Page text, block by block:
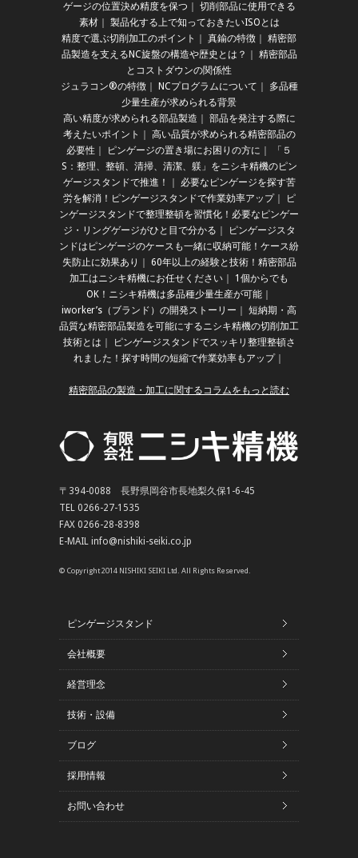
ゲージの位置決め精度を保つ
切削部品に使用できる
素材｜ 製品化する上で知っておきたいISOとは
精度で選ぶ切削加工のポイント
真鍮の特徴
精密部
品製造を支えるNC旋盤の構造や歴史とは？
精密部品
とコストダウンの関係性
ジュラコン®の特徴｜ NCプログラムについて
多品種
少量生産が求められる背景
高い精度が求められる部品製造
部品を発注する際に
考えたいポイント
高い品質が求められる精密部品の
必要性
ピンゲージの置き場にお困りの方に
「５
S：整理、整頓、清掃、清潔、躾」をニシキ精機のピン
ゲージスタンドで推進！
必要なピンゲージを探す苦
労を解消！ピンゲージスタンドで作業効率アップ｜
ピ
ンゲージスタンドで整理整頓を習慣化！必要なピンゲー
ジ・リングゲージがひと目で分かる
ピンゲージスタ
ンドはピンゲージのケースも一緒に収納可能！ケース紛
失防止に効果あり
60年以上の経験と技術！精密部品
加工はニシキ精機にお任せください
1個からでも
OK！ニシキ精機は多品種少量生産が可能
iworker’s（ブランド）の開発ストーリー
短納期・高
品質な精密部品製造を可能にするニシキ精機の切削加工
技術とは
ピンゲージスタンドでスッキリ整理整頓さ
れました！探す時間の短縮で作業効率もアップ｜
精密部品の製造・加工に関するコラムをもっと読む
〒394-0088 長野県岡谷市長地梨久保1-6-45
TEL 0266-27-1535
FAX 0266-28-8398
E-MAIL info@nishiki-seiki.co.jp
© Copyright 2014 NISHIKI SEIKI Ltd. All Rights Reserved.
ピンゲージスタンド
会社概要
経営理念
技術・設備
ブログ
採用情報
お問い合わせ